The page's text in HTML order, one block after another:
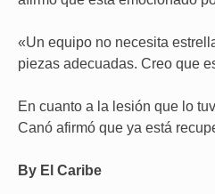
«Un equipo no necesita
piezas adecuadas. Creo que
En cuanto a la lesión que lo
Canó afirmó que ya está
By El Caribe